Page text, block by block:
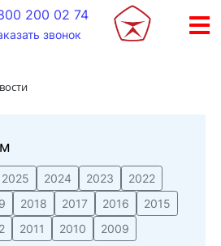
200 02 74
звонок
2025 2024 2023
2022
2018 2017 2016
2015
2011 2010 2009